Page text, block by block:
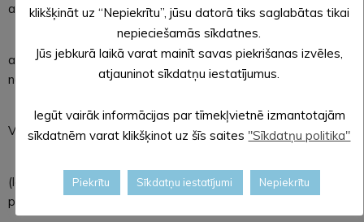
ar pašvaldības noteikto ienākumu līmeni, ir tiesības:
– saņemt nekustamā īpašuma nodokļa atvieglojumu
atbilstoši likumā “Par nekustamā īpašuma nodokli”
noteiktajam;
– saņemt valsts nodrošināto juridisko palīdzību atbilstoši
Valsts nodrošinātās juridiskās palīdzības likumā noteiktajam;
(lēmumu par atbrīvojumu, vērtējot personas ienākumus,
pieņem tiesa) atbilstoši Civilprocesa likumā noteiktajam;
klikšķināt uz “Nepiekrītu”, jūsu datorā tiks saglabātas tikai
nepieciešamās sīkdatnes.
Jūs jebkurā laikā varat mainīt savas piekrišanas izvēles,
atjauninot sīkdatņu iestatījumus.
Iegūt vairāk informācijas par tīmekļvietnē izmantotajām
sīkdatnēm varat klikšķinot uz šīs saites "Sīkdatņu politika"
Piekrītu Sīkdatņu iestatījumi Nepiekrītu